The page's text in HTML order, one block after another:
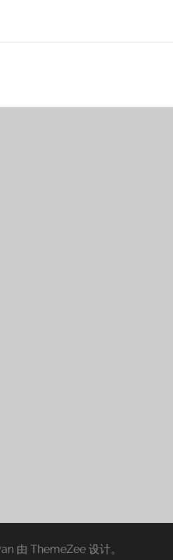
由 ThemeZee 设计。